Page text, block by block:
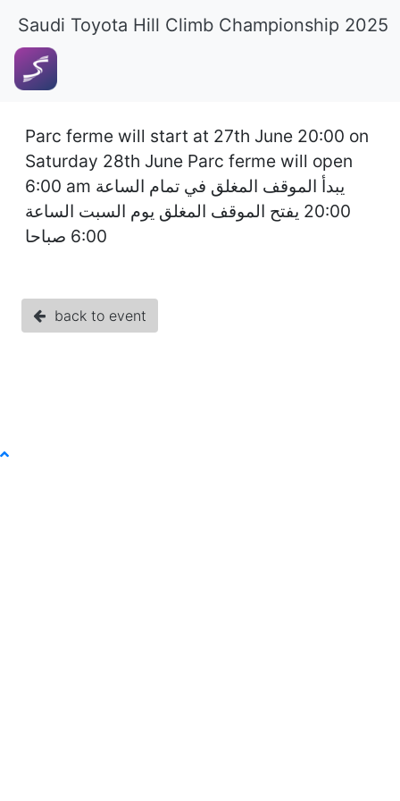
Saudi Toyota Hill Climb Championship 2025
Parc ferme will start at 27th June 20:00 on
Saturday 28th June Parc ferme will open
6:00 am يبدأ الموقف المغلق في تمام الساعة
20:00 يفتح الموقف المغلق يوم السبت الساعة
6:00 صباحا
back to event